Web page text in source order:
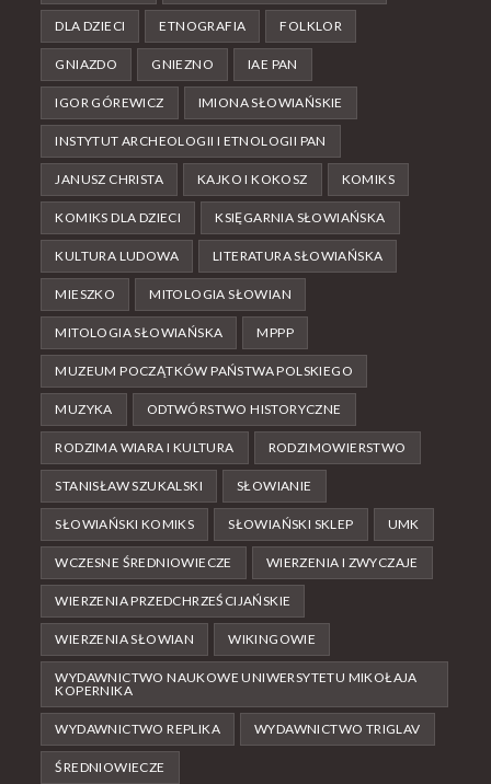
DLA DZIECI ETNOGRAFIA FOLKLOR
GNIAZDO GNIEZNO IAE PAN
IGOR GÓREWICZ IMIONA SŁOWIAŃSKIE
INSTYTUT ARCHEOLOGII I ETNOLOGII PAN
JANUSZ CHRISTA KAJKO I KOKOSZ KOMIKS
KOMIKS DLA DZIECI KSIĘGARNIA SŁOWIAŃSKA
KULTURA LUDOWA LITERATURA SŁOWIAŃSKA
MIESZKO MITOLOGIA SŁOWIAN
MITOLOGIA SŁOWIAŃSKA MPPP
MUZEUM POCZĄTKÓW PAŃSTWA POLSKIEGO
MUZYKA ODTWÓRSTWO HISTORYCZNE
RODZIMA WIARA I KULTURA RODZIMOWIERSTWO
STANISŁAW SZUKALSKI SŁOWIANIE
SŁOWIAŃSKI KOMIKS SŁOWIAŃSKI SKLEP UMK
WCZESNE ŚREDNIOWIECZE WIERZENIA I ZWYCZAJE
WIERZENIA PRZEDCHRZEŚCIJAŃSKIE
WIERZENIA SŁOWIAN WIKINGOWIE
WYDAWNICTWO NAUKOWE UNIWERSYTETU MIKOŁAJA
KOPERNIKA
WYDAWNICTWO REPLIKA WYDAWNICTWO TRIGLAV
ŚREDNIOWIECZE